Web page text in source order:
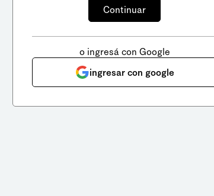
o ingresá con Google
ingresar con google